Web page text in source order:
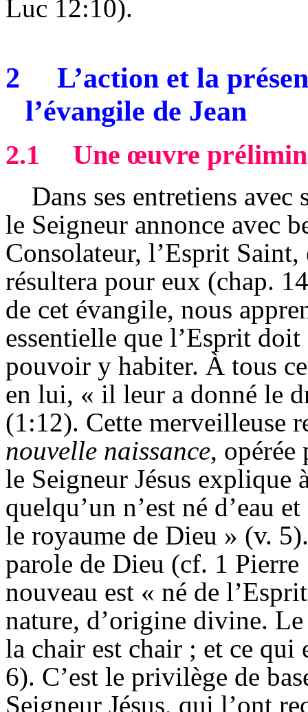
Luc 12:10).
2
L’action et la
l’évangile de Jean
2.1 Une œuvre
Dans ses entretiens
le Seigneur annonce avec
Consolateur, l’Esprit
résultera pour eux (chap.
de cet évangile, nous
essentielle que l’Esprit
pouvoir y habiter. À tous
en lui, « il leur a donné le
(1:12). Cette merveilleuse
nouvelle naissance, opérée
le Seigneur Jésus explique
quelqu’un n’est né d’eau
le royaume de Dieu » (v.
parole de Dieu (cf. 1
nouveau est « né de
nature, d’origine divine.
la chair est chair ; et ce qui
6). C’est le privilège de
Seigneur Jésus, qui l’ont